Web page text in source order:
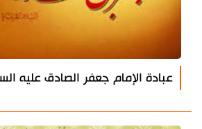
عبادة الإمام جعفر الصادق عليه